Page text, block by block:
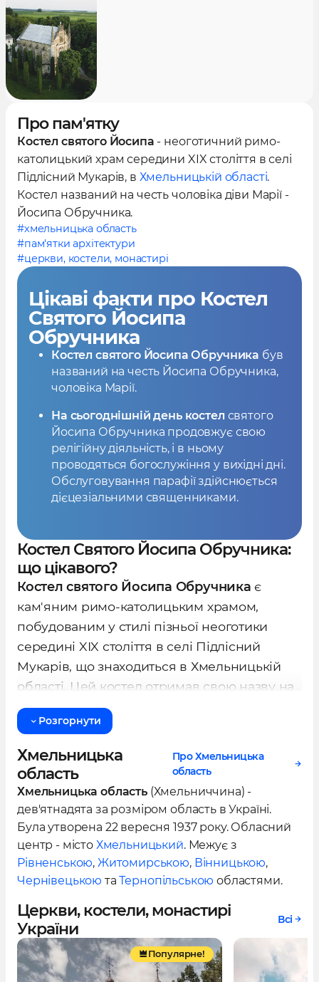
Про пам'ятку
Костел святого Йосипа - неоготичний римо-
католицький храм середини XIX століття в селі
Підлісний Мукарів, в Хмельницькій області.
Костел названий на честь чоловіка діви Марії -
Йосипа Обручника.
#хмельницька область
#пам'ятки архітектури
#церкви, костели, монастирі
Цікаві факти про Костел
Святого Йосипа
Обручника
Костел святого Йосипа Обручника був
названий на честь Йосипа Обручника,
чоловіка Марії.
На сьогоднішній день костел святого
Йосипа Обручника продовжує свою
релігійну діяльність, і в ньому
проводяться богослужіння у вихідні дні.
Обслуговування парафії здійснюється
дієцезіальними священниками.
Костел Святого Йосипа Обручника:
що цікавого?
Костел святого Йосипа Обручника є
кам'яним римо-католицьким храмом,
побудованим у стилі пізньої неоготики
середині XIX століття в селі Підлісний
Мукарів, що знаходиться в Хмельницькій
області. Цей костел отримав свою назву на
честь Йосипа Обручника, чоловіка Марії.
збудована в 1613 році за кошти Андрія
Гурського, підсудка Поділля. Король Речі
Посполитої Сигізмунд III у серпні 1613 року
надав йому привілеї та обладнання. Проте
вже наприкінці XVII століття храм
постраждав від руйнувань, спричинених
турками.
У 1760 році був побудований новий
дерев'яний костел, який прослужив
практично 100 років, до моменту початку
будівництва нового кам'яного храму.
Розгорнути
Хмельницька
область
Про Хмельницька
область
Хмельницька область(Хмельниччина) -
дев'ятнадята за розміром область в Україні.
Була утворена 22 вересня 1937 року. Обласний
центр - місто Хмельницький. Межує з
Рівненською, Житомирською, Вінницькою,
Чернівецькою таТернопільською областями.
Церкви, костели, монастирі
України
Всі
Популярне!